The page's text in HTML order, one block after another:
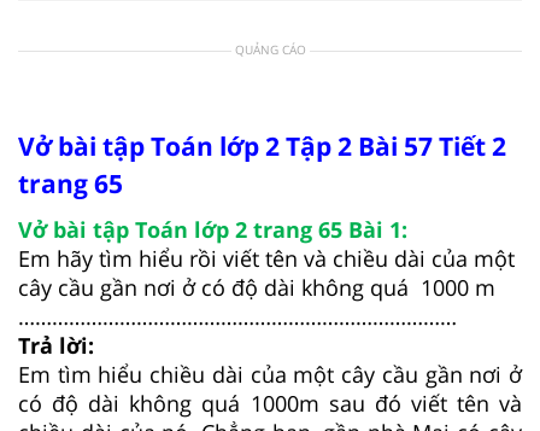
QUẢNG CÁO
Vở bài tập Toán lớp 2 Tập 2 Bài 57 Tiết 2
trang 65
Vở bài tập Toán lớp 2 trang 65 Bài 1:
Em hãy tìm hiểu rồi viết tên và chiều dài của một
cây cầu gần nơi ở có độ dài không quá 1000 m
……………………………………………………………………
Trả lời:
Em tìm hiểu chiều dài của một cây cầu gần nơi ở
có độ dài không quá 1000m sau đó viết tên và